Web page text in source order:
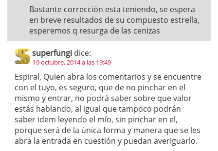
Bastante corrección esta teniendo, se espera
en breve resultados de su compuesto estrella,
esperemos q resurga de las cenizas
superfungi dice:
19 octubre, 2014 a las 19:49
Espiral, Quien abra los comentarios y se encuentre
con el tuyo, es seguro, que de no pinchar en el
mismo y entrar, no podrá saber sobre que valor
estás hablando, al igual que tampoco podrán
saber idem leyendo el mío, sin pinchar en el,
porque será de la única forma y manera que se les
abra la entrada en cuestión y puedan averiguarlo.